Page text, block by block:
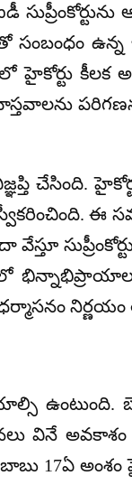
ఉన్న
హైకోర్టు కీలక
చేసింది.
స్వీకరించింది. ఈ
సుప్రీంకోర్టు
నిర్ణయం
వినే అవకాశం
17ఏ అంశం